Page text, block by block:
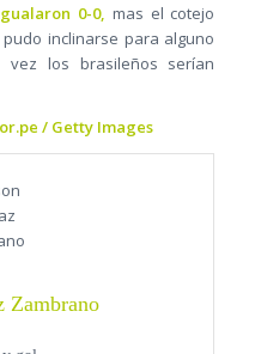
0-0, mas el cotejo
inclinarse para alguno
los brasileños serían
/ Getty Images
Zambrano